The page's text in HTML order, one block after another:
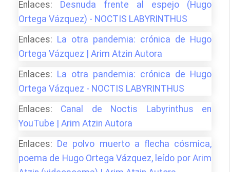
Enlaces: Desnuda frente al espejo (Hugo
Ortega Vázquez) - NOCTIS LABYRINTHUS
Enlaces: La otra pandemia: crónica de Hugo
Ortega Vázquez | Arim Atzin Autora
Enlaces: La otra pandemia: crónica de Hugo
Ortega Vázquez - NOCTIS LABYRINTHUS
Enlaces: Canal de Noctis Labyrinthus en
YouTube | Arim Atzin Autora
Enlaces: De polvo muerto a flecha cósmica,
poema de Hugo Ortega Vázquez, leído por Arim